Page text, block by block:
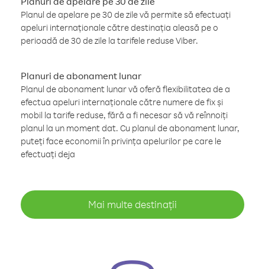
Planul de apelare pe 30 de zile vă permite să efectuați
apeluri internaționale către destinația aleasă pe o
perioadă de 30 de zile la tarifele reduse Viber.
Planuri de abonament lunar
Planul de abonament lunar vă oferă flexibilitatea de a
efectua apeluri internaționale către numere de fix și
mobil la tarife reduse, fără a fi necesar să vă reînnoiți
planul la un moment dat. Cu planul de abonament lunar,
puteți face economii în privința apelurilor pe care le
efectuați deja
Mai multe destinații